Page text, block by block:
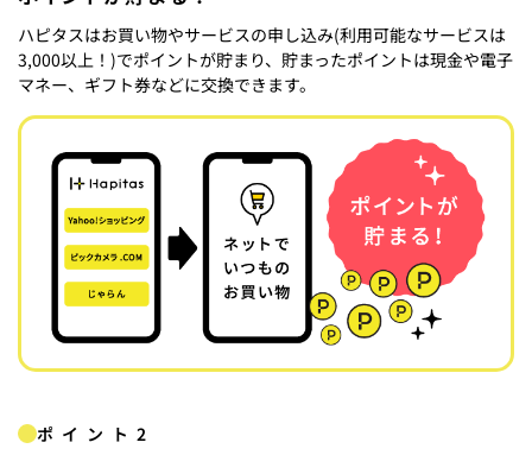
ハピタスはお買い物やサービスの申し込み(利用可能なサービスは
3,000以上！)でポイントが貯まり、貯まったポイントは現金や電子
マネー、ギフト券などに交換できます。
ポイント2